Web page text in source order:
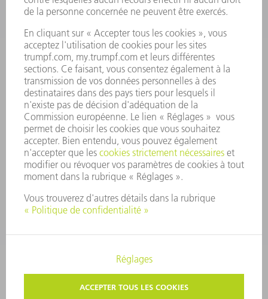
PROFIL DE L'ENTREPRISE
CONSEIL D'ADMINISTRATION
RAPPORT ANNUEL
PRINCIPES FONDAMENTAUX DE L'ENTREPRISE
CONFORMITÉ
SYSTÈME D'ALERTE
SÉCURITÉ
COMMUNIQUÉS DE PRESSE
MAGAZINE
DURABILITÉ
ENVIRONNEMENT ET CLIMAT
SOCIAL ET SOCIÉTÉ
GESTION D'ENTREPRISE
PROTECTION DES DONNÉES PERSONNELLES
COPYRIGHT ET DROIT DES MARQUES
CONDITIONS GÉNÉRALES
PARAMÈTRES VIE PRIVÉE